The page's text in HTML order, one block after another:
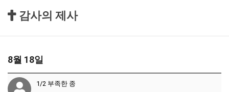
감사의 제사
8월 18일
1/2 부족한 종